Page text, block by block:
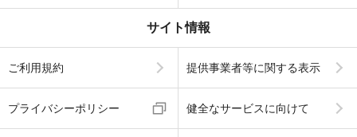
サイト情報
ご利用規約 提供事業者等に関する表示
プライバシーポリシー 健全なサービスに向けて